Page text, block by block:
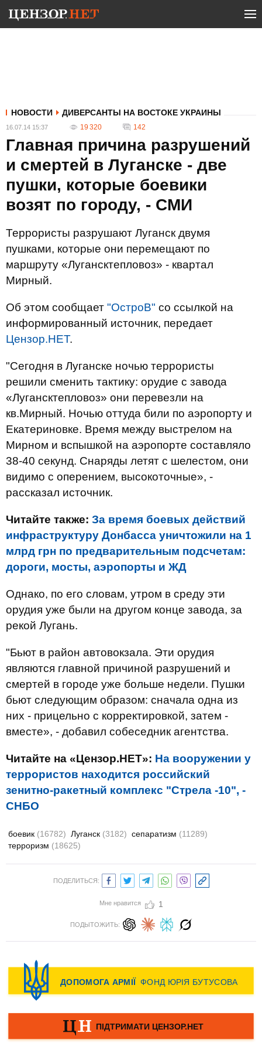
НОВОСТИ ДИВЕРСАНТЫ НА ВОСТОКЕ УКРАИНЫ
16.07.14 15:37 19 320 142
Главная причина разрушений
и смертей в Луганске - две
пушки, которые боевики
возят по городу, - СМИ
Террористы разрушают Луганск двумя
пушками, которые они перемещают по
маршруту «Лугансктепловоз» - квартал
Мирный.
Об этом сообщает "ОстроВ" со ссылкой на
информированный источник, передает
Цензор.НЕТ.
"Сегодня в Луганске ночью террористы
решили сменить тактику: орудие с завода
«Лугансктепловоз» они перевезли на
кв.Мирный. Ночью оттуда били по аэропорту и
Екатериновке. Время между выстрелом на
Мирном и вспышкой на аэропорте составляло
38-40 секунд. Снаряды летят с шелестом, они
видимо с оперением, высокоточные», -
рассказал источник.
Читайте также: За время боевых действий
инфраструктуру Донбасса уничтожили на 1
млрд грн по предварительным подсчетам:
дороги, мосты, аэропорты и ЖД
Однако, по его словам, утром в среду эти
орудия уже были на другом конце завода, за
рекой Лугань.
"Бьют в район автовокзала. Эти орудия
являются главной причиной разрушений и
смертей в городе уже больше недели. Пушки
бьют следующим образом: сначала одна из
них - прицельно с корректировкой, затем -
вместе», - добавил собеседник агентства.
Читайте на «Цензор.НЕТ»: На вооружении у
террористов находится российский
зенитно-ракетный комплекс "Стрела -10", -
СНБО
боевик (16782) Луганск (3182) сепаратизм (11289)
терроризм (18625)
ПОДЕЛИТЬСЯ:
Мне нравится 1
ПОДЫТОЖИТЬ: